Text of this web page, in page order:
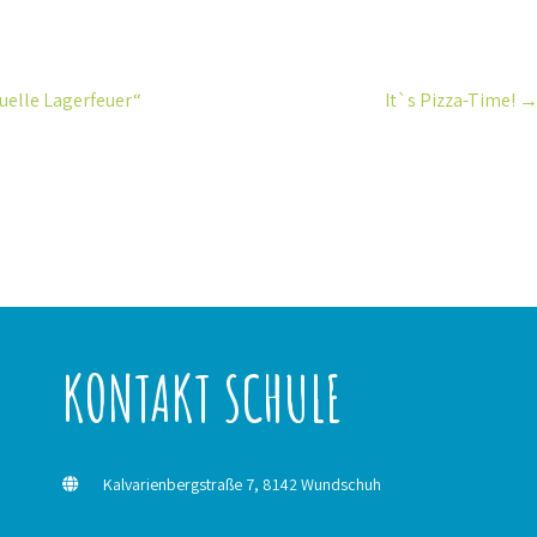
Lagerfeuer“ It`s Pizza-Time! →
KONTAKT SCHULE
Kalvarienbergstraße 7, 8142 Wundschuh